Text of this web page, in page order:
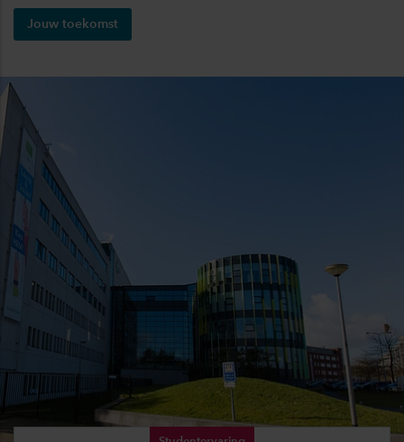
Jouw toekomst